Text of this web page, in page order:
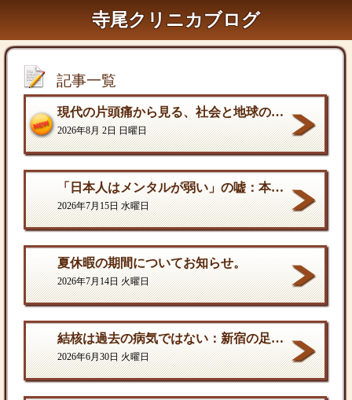
寺尾クリニカブログ
記事一覧
現代の片頭痛から見る、社会と地球の構造的課題
2026年8月 2日 日曜日
「日本人はメンタルが弱い」の嘘：本当の弱さと、自分を守る「成熟した強さ
2026年7月15日 水曜日
夏休暇の期間についてお知らせ。
2026年7月14日 火曜日
結核は過去の病気ではない：新宿の足元に潜む歪んだ現実
2026年6月30日 火曜日